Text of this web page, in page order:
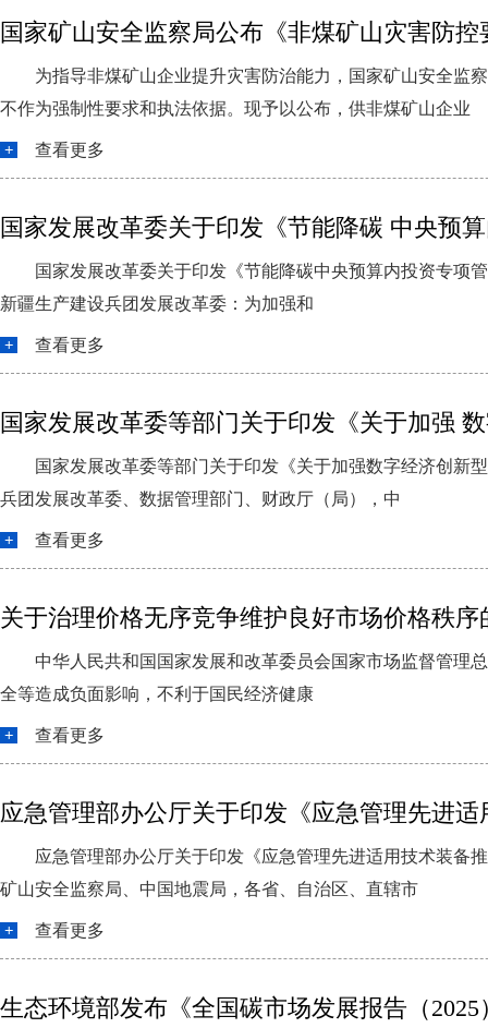
国家矿山安全监察局公布《非煤矿山灾害防控
为指导非煤矿山企业提升灾害防治能力，国家矿山安全监
不作为强制性要求和执法依据。现予以公布，供非煤矿山企业
查看更多
国家发展改革委关于印发《节能降碳 中央预
国家发展改革委关于印发《节能降碳中央预算内投资专项
新疆生产建设兵团发展改革委：为加强和
查看更多
国家发展改革委等部门关于印发《关于加强
国家发展改革委等部门关于印发《关于加强数字经济创新
兵团发展改革委、数据管理部门、财政厅（局），中
查看更多
关于治理价格无序竞争维护良好市场价格秩序
中华人民共和国国家发展和改革委员会国家市场监督管理
全等造成负面影响，不利于国民经济健康
查看更多
应急管理部办公厅关于印发《应急管理先进
应急管理部办公厅关于印发《应急管理先进适用技术装备
矿山安全监察局、中国地震局，各省、自治区、直辖市
查看更多
生态环境部发布《全国碳市场发展报告（2025